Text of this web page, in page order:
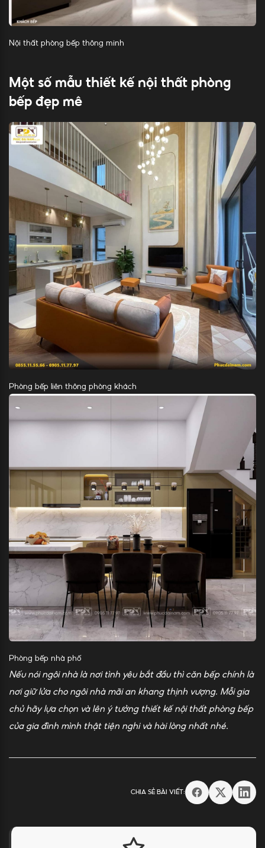
Nội thất phòng bếp thông minh
Một số mẫu thiết kế nội thất phòng
bếp đẹp mê
Phòng bếp liên thông phòng khách
Phòng bếp nhà phố
Nếu nói ngôi nhà là nơi tình yêu bắt đầu thì căn bếp chính là
nơi giữ lửa cho ngôi nhà mãi an khang thịnh vượng. Mỗi gia
chủ hãy lựa chọn và lên ý tưởng thiết kế nội thất phòng bếp
của gia đình mình thật tiện nghi và hài lòng nhất nhé.
CHIA SẺ BÀI VIẾT: